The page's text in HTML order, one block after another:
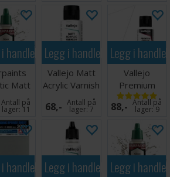
handlekurven
Matt
Antall på
lager: 11
Legg i handlekurven
Vallejo Matt
Acrylic Varnish
60ml
68,- Antall på
lager:7
Legg i
Vallejo
Premium
Varnish Gloss
60ml
88,- Antall på
lager:9
handlekurvenLegg i handlekurven
Legg i